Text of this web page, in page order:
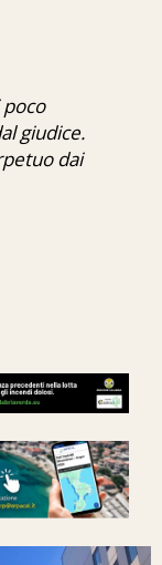
giudice.
dai